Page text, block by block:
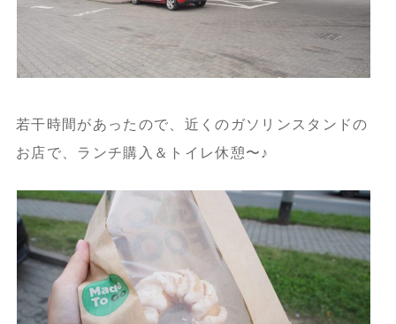
若干時間があったので、近くのガソリンスタンドの
お店で、ランチ購入＆トイレ休憩〜♪